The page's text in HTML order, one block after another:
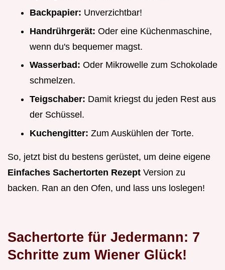
Backpapier: Unverzichtbar!
Handrührgerät: Oder eine Küchenmaschine,
wenn du's bequemer magst.
Wasserbad: Oder Mikrowelle zum Schokolade
schmelzen.
Teigschaber: Damit kriegst du jeden Rest aus
der Schüssel.
Kuchengitter: Zum Auskühlen der Torte.
So, jetzt bist du bestens gerüstet, um deine eigene
Einfaches Sachertorten Rezept Version zu
backen. Ran an den Ofen, und lass uns loslegen!
Sachertorte für Jedermann: 7
Schritte zum Wiener Glück!